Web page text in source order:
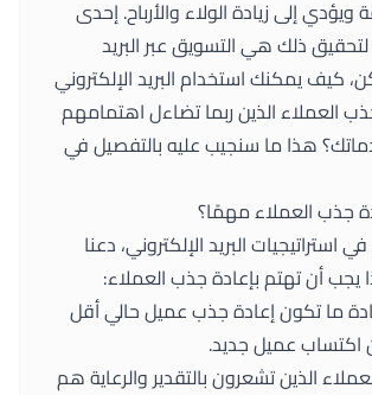
إلى زيادة الولاء والأرباح. إحدى
لتحقيق ذلك هي التسويق عبر البريد
كيف يمكنك استخدام البريد الإلكتروني
العملاء الذين ربما تضاءل اهتمامهم
هذا ما سنجيب عليه بالتفصيل في
جذب العملاء مهمًا؟
البريد الإلكتروني، دعنا
يجب أن تهتم بإعادة جذب العملاء:
ما تكون إعادة جذب عميل حالي أقل
اكتساب عميل جديد.
الذين تشعرون بالتقدير والرعاية هم